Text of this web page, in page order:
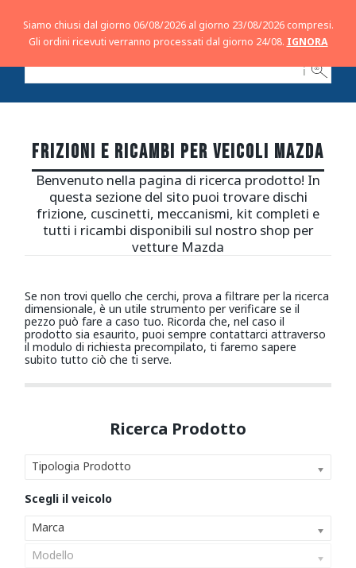
ℹ
FRIZIONI E RICAMBI PER VEICOLI MAZDA
Benvenuto nella pagina di ricerca prodotto! In
questa sezione del sito puoi trovare dischi
frizione, cuscinetti, meccanismi, kit completi e
tutti i ricambi disponibili sul nostro shop per
vetture Mazda
Se non trovi quello che cerchi, prova a filtrare per la ricerca
dimensionale, è un utile strumento per verificare se il
pezzo può fare a caso tuo. Ricorda che, nel caso il
prodotto sia esaurito, puoi sempre contattarci attraverso
il modulo di richiesta precompilato, ti faremo sapere
subito tutto ciò che ti serve.
Tipologia Prodotto
Marca
Modello
Siamo chiusi dal giorno 06/08/2026 al giorno 23/08/2026 compresi.
Gli ordini ricevuti verranno processati dal giorno 24/08. IGNORA